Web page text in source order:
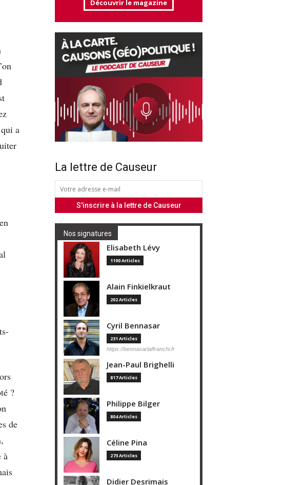
a
?
de
à
Découvrir le magazine
La lettre de Causeur
Nos signatures
Elisabeth Lévy
1190 Articles
Alain Finkielkraut
202 Articles
Cyril Bennasar
231 Articles
https://bennasarlaffranchi.fr
Jean-Paul Brighelli
817 Articles
Philippe Bilger
804 Articles
Céline Pina
273 Articles
Didier Desrimais